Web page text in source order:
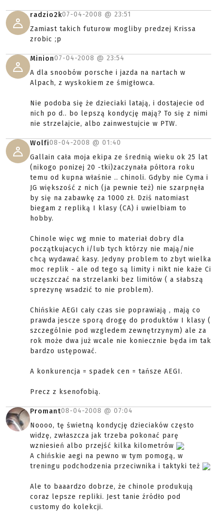
radzio2k07-04-2008 @ 23:51
Zamiast takich futurow mogliby predzej Krissa
zrobic ;p
Minion07-04-2008 @ 23:54
A dla snoobów porsche i jazda na nartach w
Alpach, z wyskokiem ze śmigłowca.
Nie podoba się że dzieciaki latają, i dostajecie od
nich po d.. bo lepszą kondycję mają? To się z nimi
nie strzelajcie, albo zainwestujcie w PTW.
Wolfi08-04-2008 @ 01:40
Gallain cała moja ekipa ze średnią wieku ok 25 lat
(nikogo ponizej 20 -tki)zaczynała półtora roku
temu od kupna właśnie .. chinoli. Gdyby nie Cyma i
JG większość z nich (ja pewnie też) nie szarpnęła
by się na zabawkę za 1000 zł. Dziś natomiast
biegam z repliką I klasy (CA) i uwielbiam to
hobby.
Chinole więc wg mnie to materiał dobry dla
początkujacych i/lub tych którzy nie mają/nie
chcą wydawać kasy. Jedyny problem to zbyt wielka
moc replik - ale od tego są limity i nikt nie każe Ci
uczęszczać na strzelanki bez limitów ( a słabszą
sprezynę wsadzić to nie problem).
Chińskie AEGI cały czas sie poprawiają , mają co
prawda jescze sporą drogę do produktów I klasy (
szczególnie pod wzgledem zewnętrzynym) ale za
rok może dwa już wcale nie koniecznie będa im tak
bardzo ustępować.
A konkurencja = spadek cen = tańsze AEGI.
Precz z ksenofobią.
Promant08-04-2008 @ 07:04
Noooo, tę świetną kondycję dzieciaków często
widzę, zwłaszcza jak trzeba pokonać parę
wzniesień albo przejść kilka kilometrów
A chińskie aegi na pewno w tym pomogą, w
treningu podchodzenia przeciwnika i taktyki też
Ale to baaardzo dobrze, że chinole produkują
coraz lepsze repliki. Jest tanie źródło pod
customy do kolekcji.